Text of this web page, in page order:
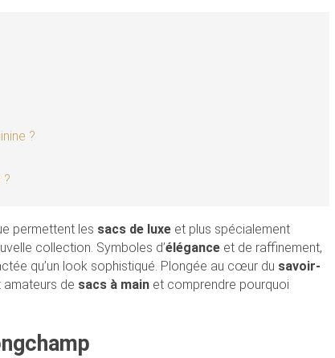
?
?
permettent les sacs de luxe et plus spécialement
collection. Symboles d’élégance et de raffinement,
qu’un look sophistiqué. Plongée au cœur du savoir-
de sacs à main et comprendre pourquoi